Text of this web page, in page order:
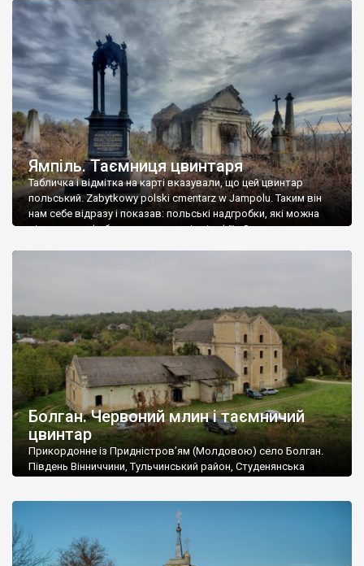
Ямпіль. Таємниця цвинтаря
Табличка і відмітка на карті вказували, що цей цвинтар
польський. Zabytkowy polski cmentarz w Jampolu. Таким він
нам себе відразу і показав: польські надгробки, які можна
віднести до фабричних, польські епітафії… Загалом цвинтар
Болган. Червоний млин і таємничий
цвинтар
Прикордонне із Придністров’ям (Молдовою) село Болган.
Південь Вінниччини, Тульчинський район, Студенянська
старовинний цвинтар із кам’яними хрестами. Всі епітафії, які
збереглися, написані кирилицею, церковнослов’янською
мовою. За всіма традиційними ознаками – цвинтар
український. Хрести датуються 19 століттям. У 1924-1940